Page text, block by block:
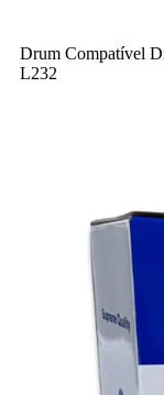
Drum Compatível
L232